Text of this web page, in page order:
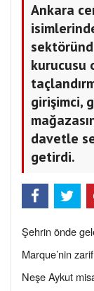
Ankara
kurucusu
girişimci,
davetle
getirdi.
Şehrin önde
Marque’nin
Neşe Aykut